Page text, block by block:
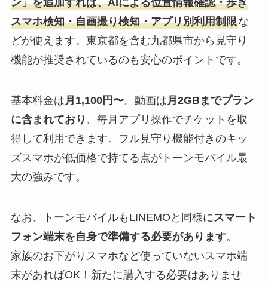
ン」を追加すれば、AIによる位置情報確認・歩き
スマホ検知・自画撮り検知・アプリ別利用制限な
どが使えます。東京都を含む九都県市から見守り
機能が推奨されているのも安心のポイントです。
基本料金は 月1,100円〜。動画は 月2GBまでプラン
に含まれており 、毎月アプリ操作でチケットを取
得して利用できます。フル見守り機能付きのキッ
ズスマホが低価格で持てる点がトーンモバイル最
大の強みです。
なお、トーンモバイルもLINEMOと同様に スマート
フォン端末を自身で準備する必要があります。
家族のお下がりスマホなど使っていないスマホ端
末があればOK！新たに購入する必要はありませ